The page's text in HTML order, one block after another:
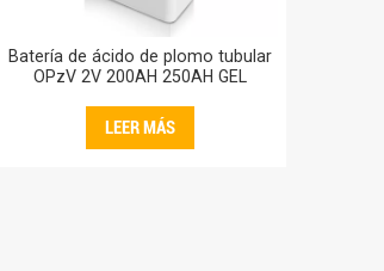
Batería de ácido de plomo tubular
OPzV 2V 200AH 250AH GEL
central eléctrica agrícola
LEER MÁS